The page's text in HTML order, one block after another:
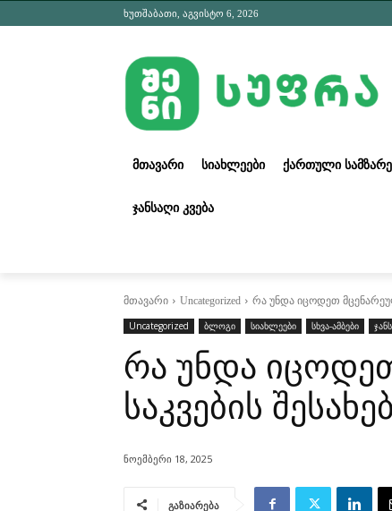
ხუთშაბათი, აგვისტო 6, 2026
ᲛᲗᲐᲕᲐᲠᲘ ᲡᲘᲐᲮᲚᲔᲔᲑᲘ ᲥᲐᲠᲗᲣᲚᲘ
ᲯᲐᲜᲡᲐᲦᲘ ᲙᲕᲔᲑᲐ
მთავარი Uncategorized
რა უნდა იცოდეთ
Uncategorized
ბლოგი სიახლეები სხვა-ამბები
რა უნდა
საკვების შესახებ
ნოემბერი 18, 2025
გაზიარება